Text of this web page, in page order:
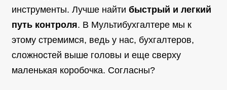
инструменты. Лучше найти быстрый и легкий
путь контроля. В Мультибухгалтере мы к
этому стремимся, ведь у нас, бухгалтеров,
сложностей выше головы и еще сверху
маленькая коробочка. Согласны?